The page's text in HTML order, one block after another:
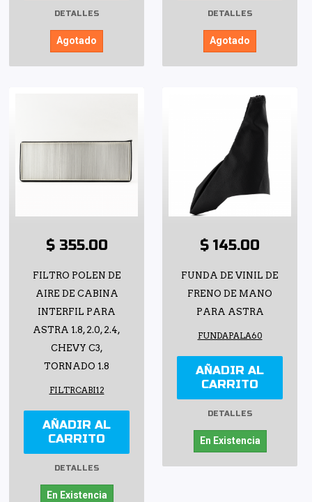
DETALLES
Agotado
DETALLES
Agotado
$ 355.00
FILTRO POLEN DE
AIRE DE CABINA
INTERFIL PARA
ASTRA 1.8, 2.0, 2.4,
CHEVY C3,
TORNADO 1.8
FILTRCABI12
AÑADIR AL
CARRITO
DETALLES
En Existencia
$ 145.00
FUNDA DE VINIL DE
FRENO DE MANO
PARA ASTRA
FUNDAPALA60
AÑADIR AL
CARRITO
DETALLES
En Existencia